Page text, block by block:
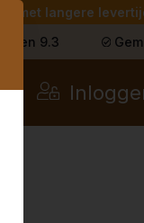
met langere
een 9.3